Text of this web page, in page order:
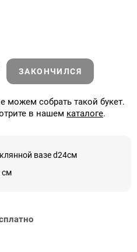
ЗАКОНЧИЛСЯ
собрать такой букет.
в нашем каталоге.
вазе d24см
см